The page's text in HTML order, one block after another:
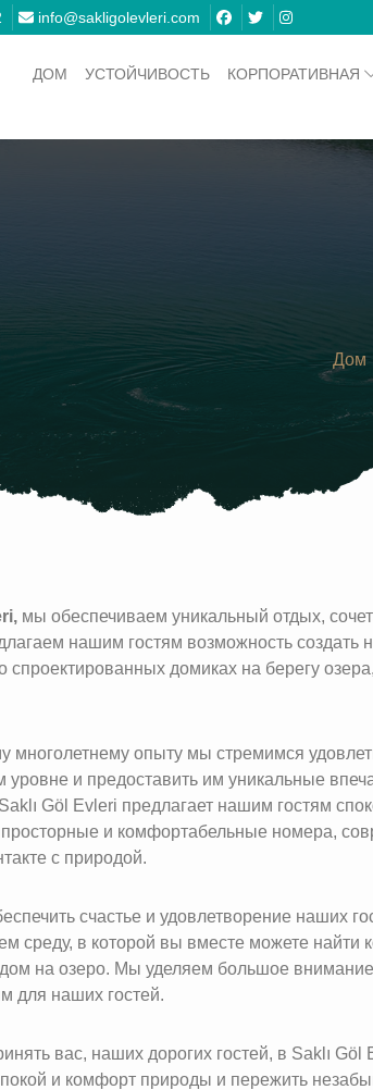
info@sakligolevleri.com
ДОМ УСТОЙЧИВОСТЬ КОРПОРАТИВНАЯ
Дом
мы обеспечиваем уникальный отдых,
нашим гостям возможность создать
спроектированных домиках на берегу
многолетнему опыту мы стремимся
и предоставить им уникальные
Göl Evleri предлагает нашим гостям
и комфортабельные номера,
с природой.
счастье и удовлетворение наших
среду, в которой вы вместе можете найти
на озеро. Мы уделяем большое
для наших гостей.
вас, наших дорогих гостей, в Saklı
покой и комфорт природы и пережить